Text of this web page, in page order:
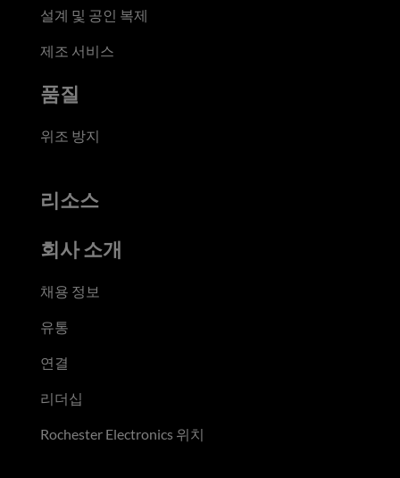
설계 및 공인 복제
제조 서비스
품질
위조 방지
리소스
회사 소개
채용 정보
유통
연결
리더십
Rochester Electronics 위치